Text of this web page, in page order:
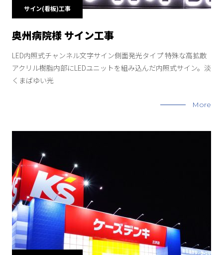
サイン(看板)工事
奥州病院様 サイン工事
LED内照式チャンネル文字サイン側面発光タイプ 特殊な高拡散
アクリル樹脂内部にLEDユニットを組み込んだ内照式サイン。淡
くまばゆい光
More